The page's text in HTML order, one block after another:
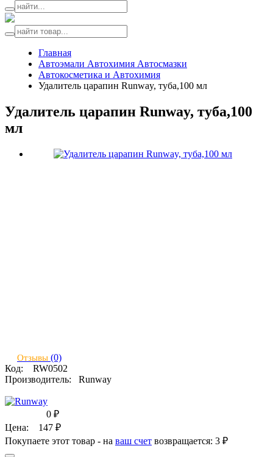
Главная
Автоэмали Автохимия Автосмазки
Автокосметика и Автохимия
Удалитель царапин Runway, туба,100 мл
Удалитель царапин Runway, туба,100
мл
Отзывы (0)
Код: RW0502
Производитель: Runway
0 ₽
Цена: 147 ₽
Покупаете этот товар - на ваш счет возвращается: 3 ₽